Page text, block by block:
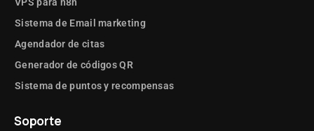
Sistema de Email marketing
Agendador de citas
Generador de códigos QR
Sistema de puntos y recompensas
Soporte